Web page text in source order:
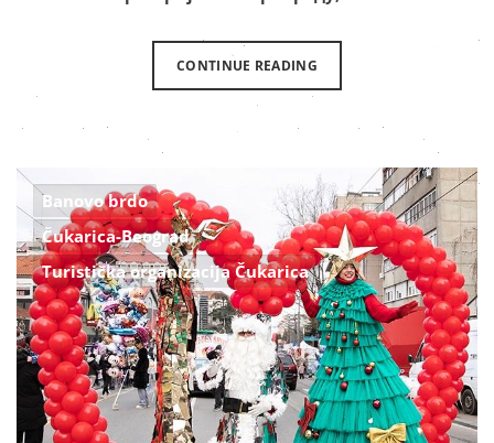
CONTINUE READING
Banovo brdo
Čukarica-Beograd
Turistička organizacija Čukarica